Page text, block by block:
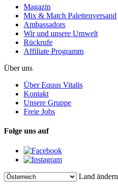
Magazin
Mix & Match Palettenversand
Ambassadors
Wir und unsere Umwelt
Rückrufe
Affiliate Programm
Über uns
Über Equus Vitalis
Kontakt
Unsere Gruppe
Freie Jobs
Folge uns auf
Land ändern